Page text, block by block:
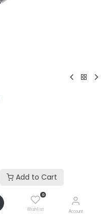
Add to Cart
0
Wishlist Account